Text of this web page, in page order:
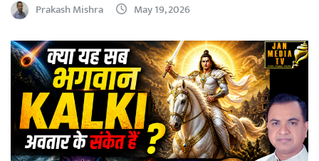
Prakash Mishra May 19, 2026